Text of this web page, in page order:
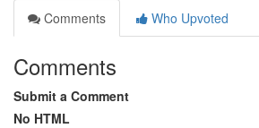
Comments
Who Upvoted
Comments
Submit a Comment
No HTML